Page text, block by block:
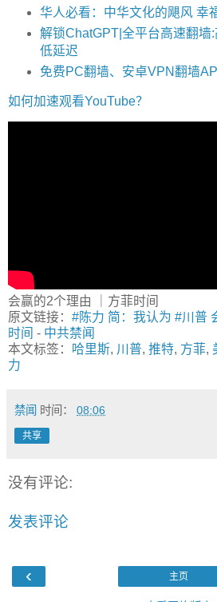
华人必看：中华文化的飓风 幸
解锁ChatGPT|全平台高速翻墙
低延迟
免费PC翻墙、安卓VPN翻墙
如何加速观看YouTube？
会赢的2个理由 ｜方菲时间
原文链接： #陈力 简：我认为 #川普
时间 - 中共禁闻
本文标签： 哈里斯, 川普, 推特, 方菲,
力
禁闻 时间： 08:06
共享
没有评论:
发表评论
‹ 主页